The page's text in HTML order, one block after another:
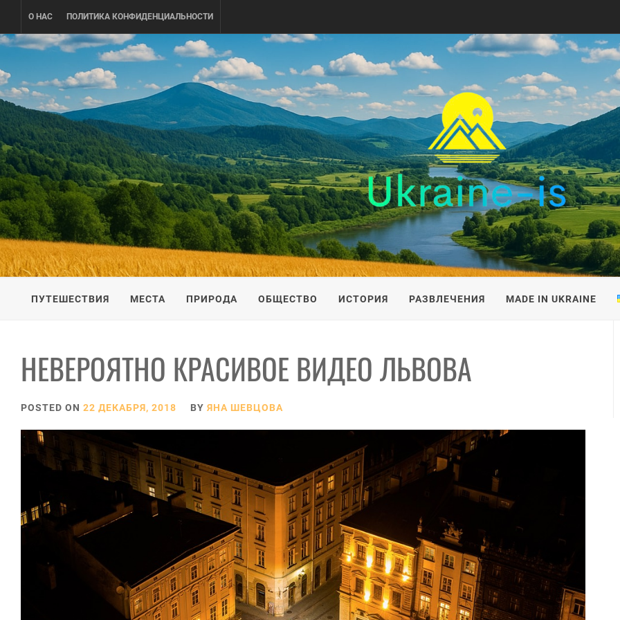
content
О НАС ПОЛИТИКА КОНФИДЕНЦИАЛЬНОСТИ
UKRAINE-IS
ПУТЕШЕСТВИЕ ПО УКРАИНЕ
ПУТЕШЕСТВИЯ МЕСТА ПРИРОДА ОБЩЕСТВО ИСТОРИЯ РАЗВЛЕЧЕНИЯ MADE IN UKRAINE
НЕВЕРОЯТНО КРАСИВОЕ ВИДЕО ЛЬВОВА
POSTED ON 22 ДЕКАБРЯ, 2018 BY ЯНА ШЕВЦОВА